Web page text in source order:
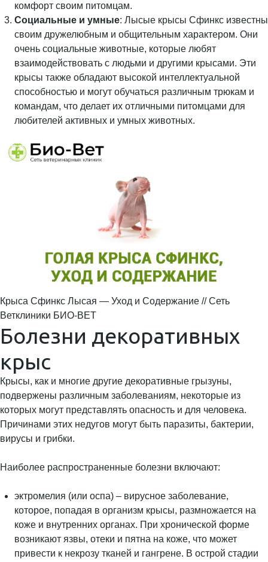
комфорт своим питомцам.
Социальные и умные: Лысые крысы Сфинкс известны
своим дружелюбным и общительным характером. Они
очень социальные животные, которые любят
взаимодействовать с людьми и другими крысами. Эти
крысы также обладают высокой интеллектуальной
способностью и могут обучаться различным трюкам и
командам, что делает их отличными питомцами для
любителей активных и умных животных.
Крыса Сфинкс Лысая — Уход и Содержание // Сеть
Ветклиники БИО-ВЕТ
Болезни декоративных
крыс
Крысы, как и многие другие декоративные грызуны,
подвержены различным заболеваниям, некоторые из
которых могут представлять опасность и для человека.
Причинами этих недугов могут быть паразиты, бактерии,
вирусы и грибки.
Наиболее распространенные болезни включают:
эктромелия (или оспа) – вирусное заболевание,
которое, попадая в организм крысы, размножается на
коже и внутренних органах. При хронической форме
возникают язвы, отеки и пятна на коже, что может
привести к некрозу тканей и гангрене. В острой стадии